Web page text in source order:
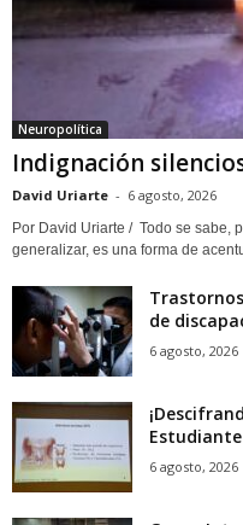
Neuropolítica
Indignación
David Uriarte - 6 agosto, 2026
Por David Uriarte / Todo se sabe,
generalizar, es una forma de
de
6 agosto, 2026
6 agosto, 2026